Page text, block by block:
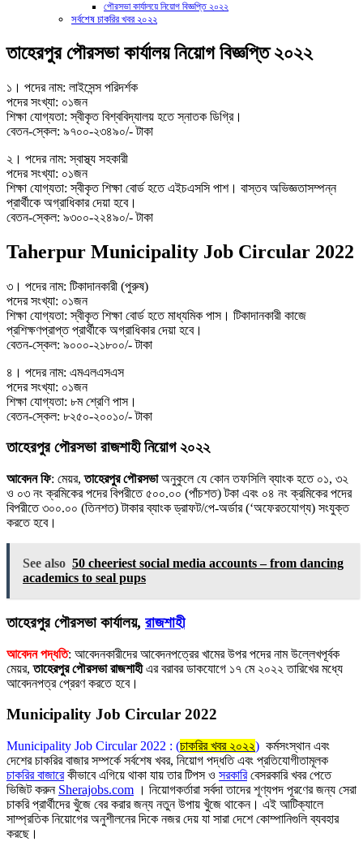
পৌরসভা কার্যালয়ে নিয়োগ বিজ্ঞপ্তি ২০২২
সর্বশেষ চাকরির খবর ২০২২
তাহেরপুর পৌরসভা কার্যালয় নিয়োগ বিজ্ঞপ্তি ২০২২
১। পদের নাম: লাইসেন্স পরিদর্শক
পদের সংখ্যা: ০১জন
শিক্ষা যোগ্যতা: স্বীকৃত বিশ্ববিদ্যালয় হতে স্নাতক ডিগ্রি।
বেতন-স্কেল: ৯৭০০-২৩৪৯০/- টাকা
২। পদের নাম: স্বাস্থ্য সহকারী
পদের সংখ্যা: ০১জন
শিক্ষা যোগ্যতা: স্বীকৃত শিক্ষা বাের্ড হতে এইচএসসি পাশ। বাস্তব অভিজ্ঞতাসম্পন্ন
প্রার্থীকে অগ্রাধিকার দেয়া হবে।
বেতন-স্কেল: ৯৩০০-২২৪৯০/- টাকা
Taherpur Municipality Job Circular 2022
৩। পদের নাম: টিকাদানকারী (পুরুষ)
পদের সংখ্যা: ০১জন
শিক্ষা যোগ্যতা: স্বীকৃত শিক্ষা বাের্ড হতে মাধ্যমিক পাস। টিকাদানকারী কাজে
প্রশিক্ষণপ্রাপ্ত প্রার্থীকে অগ্রাধিকার দেয়া হবে।
বেতন-স্কেল: ৯০০০-২১৮০০/- টাকা
৪। পদের নাম: এমএলএসএস
পদের সংখ্যা: ০১জন
শিক্ষা যোগ্যতা: ৮ম শ্রেণি পাস।
বেতন-স্কেল: ৮২৫০-২০০১০/- টাকা
তাহেরপুর পৌরসভা রাজশাহী নিয়োগ ২০২২
আবেদন ফি: মেয়র,তাহেরপুর পৌরসভাঅনুকুলে যে কোন তফসিলি ব্যাংক হতে ০১, ৩২
ও ০৩ নং ক্রমিকের পদের বিপরীতে ৫০০.০০ (পাঁচশত) টকা এবং ০৪ নং ক্রমিকের পদের
বিপরীতে ৩০০.০০ (তিনশত) টাকার ব্যাংক ড্রাফট/পে-অর্ডার (‘অফেরতযােগ্য) সংযুক্ত
করতে হবে।
See also 50 cheeriest social media accounts – from dancing
academics to seal pups
তাহেরপুর পৌরসভা কার্যালয়, রাজশাহী
আবেদন পদ্ধতি: আবেদনকারীদের আবেদনপত্রের খামের উপর পদের নাম উল্লেখপূর্বক
মেয়র,তাহেরপুর পৌরসভা রাজশাহীএর বরাবর ডাকযােগে ১৭ মে ২০২২ তারিখের মধ্যে
আবেদনপত্র প্রেরণ করতে হবে।
Municipality Job Circular 2022
Municipality Job Circular 2022 : (চাকরির খবর ২০২২) কর্মসংস্থান এবং
দেশের চাকরির বাজার সম্পর্কে সর্বশেষ খবর, নিয়োগ পদ্ধতি এবং প্রতিযোগীতামূলক
চাকরির বাজারেকীভাবে এগিয়ে থাকা যায় তার টিপস ও সরকারিবেসরকারি খবর পেতে
ভিজিট করুন Sherajobs.com । নিয়োগকর্তারা সর্বদা তাদের শূণ্যপদ পূরণের জন্য সেরা
চাকরি প্রার্থীদের খুঁজে বের করার জন্য নতুন উপায় খুঁজে থাকেন। এই আটিক্যালে
সাম্প্রতিক নিয়োগের অনুশীলনের দিকে নজর দেয় যা সারা দেশে কোম্পানিগুলি ব্যবহার
করছে।